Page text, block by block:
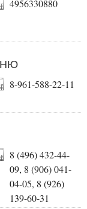
4956330880
8-961-588-22-11
8 (496) 432-44-
09, 8 (906) 041-
04-05, 8 (926)
139-60-31